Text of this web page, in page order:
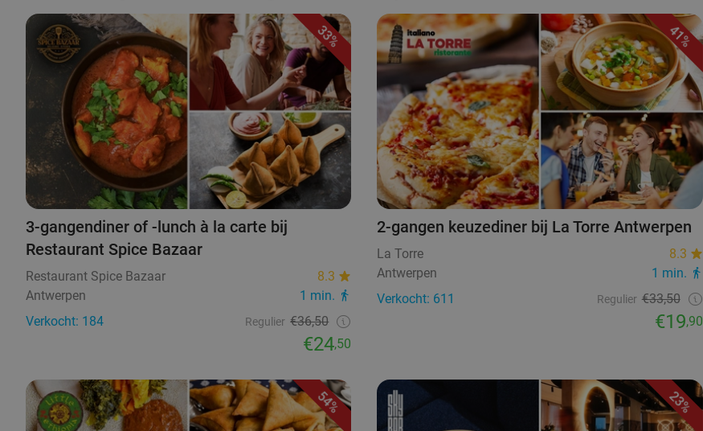
33%
3-gangendiner of -lunch à la carte bij
Restaurant Spice Bazaar
Restaurant Spice Bazaar
8.3
Antwerpen
1 min.
Verkocht: 184
Regulier €36,50
€24,50
41%
2-gangen keuzediner bij La Torre Antwerpen
La Torre
8.3
Antwerpen
1 min.
Verkocht: 611
Regulier €33,50
€19,90
54% 23%